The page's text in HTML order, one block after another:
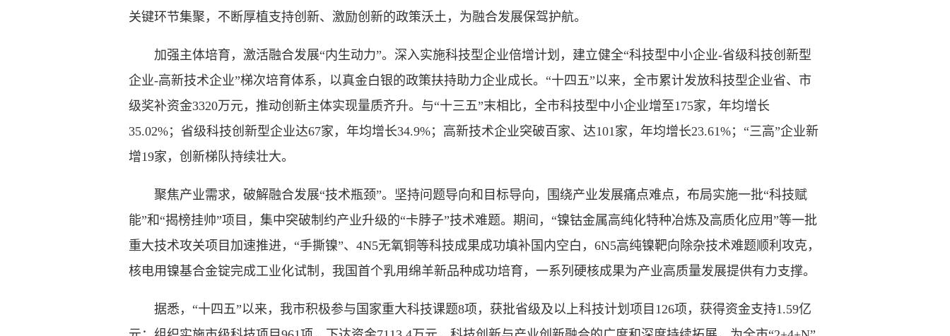
关键环节集聚，不断厚植支持创新、激励创新的政策沃土，为融合发展保驾护航。
加强主体培育，激活融合发展“内生动力”。深入实施科技型企业倍增计划，建立健全“科技型中小企业-省级科技创新型
企业-高新技术企业”梯次培育体系，以真金白银的政策扶持助力企业成长。“十四五”以来，全市累计发放科技型企业省、市
级奖补资金3320万元，推动创新主体实现量质齐升。与“十三五”末相比，全市科技型中小企业增至175家，年均增长
35.02%；省级科技创新型企业达67家，年均增长34.9%；高新技术企业突破百家、达101家，年均增长23.61%；“三高”企业新
增19家，创新梯队持续壮大。
聚焦产业需求，破解融合发展“技术瓶颈”。坚持问题导向和目标导向，围绕产业发展痛点难点，布局实施一批“科技赋
能”和“揭榜挂帅”项目，集中突破制约产业升级的“卡脖子”技术难题。期间，“镍钴金属高纯化特种冶炼及高质化应用”等一批
重大技术攻关项目加速推进，“手撕镍”、4N5无氧铜等科技成果成功填补国内空白，6N5高纯镍靶向除杂技术难题顺利攻克，
核电用镍基合金锭完成工业化试制，我国首个乳用绵羊新品种成功培育，一系列硬核成果为产业高质量发展提供有力支撑。
据悉，“十四五”以来，我市积极参与国家重大科技课题8项，获批省级及以上科技计划项目126项，获得资金支持1.59亿